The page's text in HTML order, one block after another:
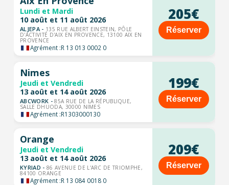
Lundi et Mardi
10 août et 11 août 2026
ALJEPA - 135 RUE ALBERT EINSTEIN, PÔLE
D'ACTIVITÉ D'AIX EN PROVENCE, 13100 AIX EN
PROVENCE
Agrément :R 13 013 0002 0
205€
Réserver
Nimes
Jeudi et Vendredi
13 août et 14 août 2026
ABCWORK -85A RUE DE LA RÉPUBLIQUE,
SALLE DHUODA, 30000 NIMES
Agrément :R1303000130
199€
Réserver
Orange
Jeudi et Vendredi
13 août et 14 août 2026
KYRIAD - 86 AVENUE DE L'ARC DE TRIOMPHE,
84100 ORANGE
Agrément :R 13 084 0018 0
209€
Réserver